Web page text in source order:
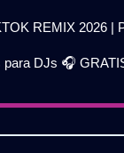
REMIX 2026 |
para DJs 🎧